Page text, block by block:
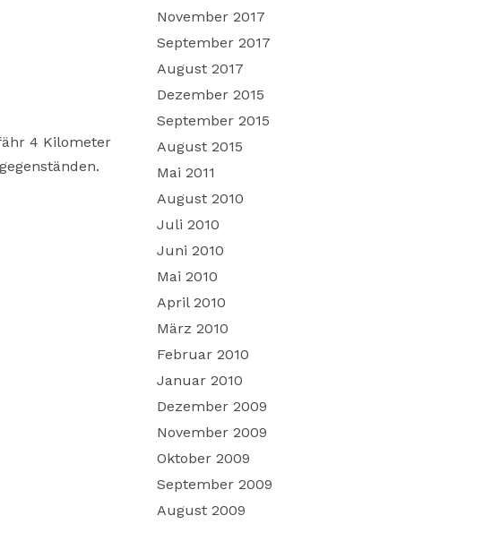
4 Kilometer
November 2017
September 2017
August 2017
Dezember 2015
September 2015
August 2015
Mai 2011
August 2010
Juli 2010
Juni 2010
Mai 2010
April 2010
März 2010
Februar 2010
Januar 2010
Dezember 2009
November 2009
Oktober 2009
September 2009
August 2009